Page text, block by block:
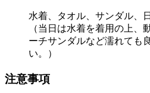
水着、タオル、サンダル、
（当日は水着を着用の上、
ーチサンダルなど濡れても
い。）
注意事項